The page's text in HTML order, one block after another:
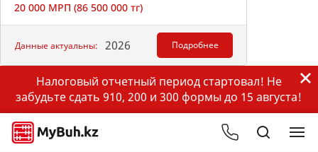
20 000 МРП (86 500 000 тг)
Данные актуальны: 2026 Подробнее
Налоговый отчетный период стартовал! Не
забудьте сдать 910, 200 и 300 формы до 15 августа!